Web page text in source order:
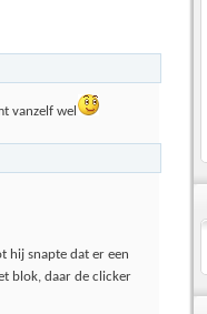
vanzelf wel
hij snapte dat er een
blok, daar de clicker